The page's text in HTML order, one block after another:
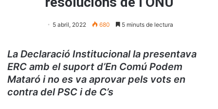
5 abril, 2022 680 5 minuts de lectura
La Declaració Institucional la presentava
ERC amb el suport d’En Comú Podem
Mataró i no es va aprovar pels vots en
contra del PSC i de C’s